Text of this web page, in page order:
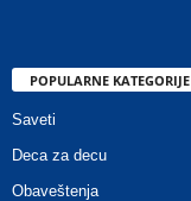
POPULARNE KATEGORIJE
Saveti
Deca za decu
Obaveštenja